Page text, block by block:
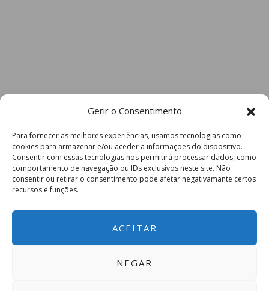
Gerir o Consentimento
Para fornecer as melhores experiências, usamos tecnologias como
cookies para armazenar e/ou aceder a informações do dispositivo.
Consentir com essas tecnologias nos permitirá processar dados, como
comportamento de navegação ou IDs exclusivos neste site. Não
consentir ou retirar o consentimento pode afetar negativamante certos
recursos e funções.
ACEITAR
NEGAR